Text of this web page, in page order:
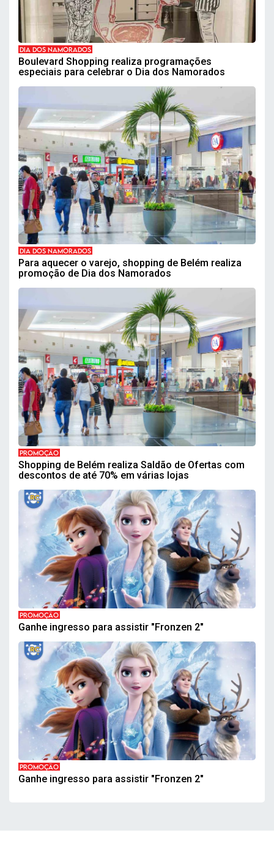
DIA DOS NAMORADOS
Boulevard Shopping realiza programações
especiais para celebrar o Dia dos Namorados
DIA DOS NAMORADOS
Para aquecer o varejo, shopping de Belém realiza
promoção de Dia dos Namorados
PROMOÇÃO
Shopping de Belém realiza Saldão de Ofertas com
descontos de até 70% em várias lojas
PROMOÇÃO
Ganhe ingresso para assistir "Fronzen 2"
PROMOÇÃO
Ganhe ingresso para assistir "Fronzen 2"